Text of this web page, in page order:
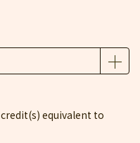
credit(s) equivalent to